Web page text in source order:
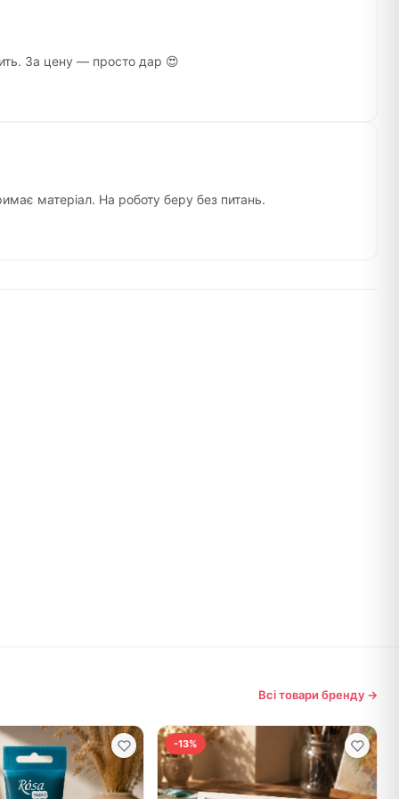
За цену — просто дар 😍
матеріал. На роботу беру без питань.
Всі товари бренду →
-13%